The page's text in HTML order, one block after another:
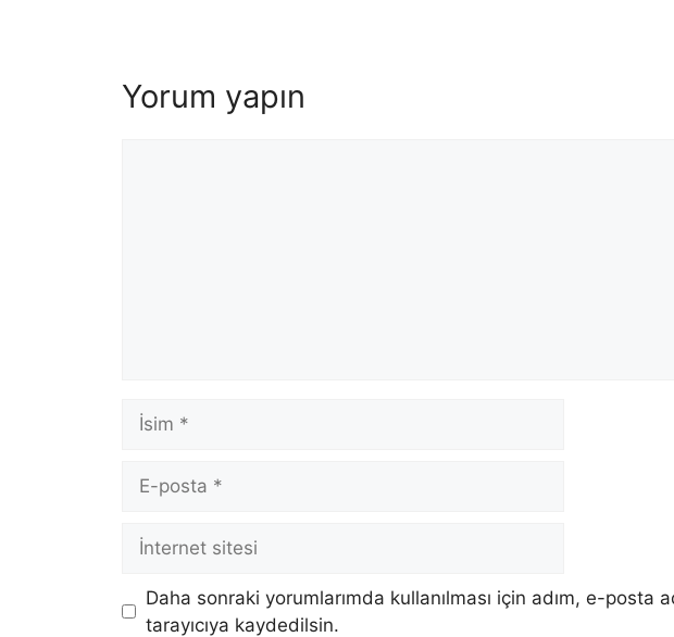
Yorum yapın
İsim
posta
İnternet
sitesi
Daha sonraki yorumlarımda kullanılması için adım, e-posta
tarayıcıya kaydedilsin.